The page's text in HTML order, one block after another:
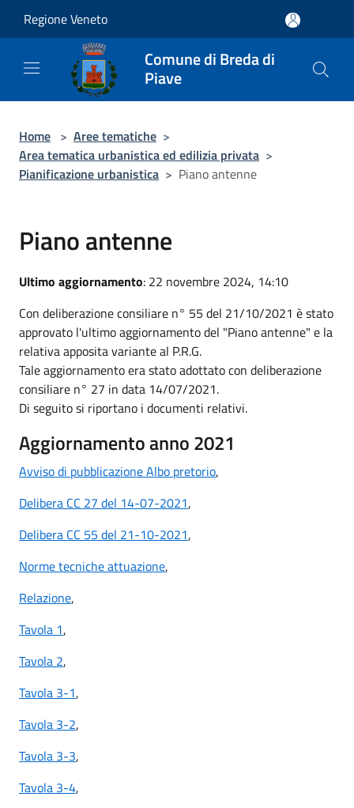
Regione Veneto
Comune di Breda di
Piave
Home > Aree tematiche >
Area tematica urbanistica ed edilizia privata >
Pianificazione urbanistica > Piano antenne
Piano antenne
Ultimo aggiornamento: 22 novembre 2024, 14:10
Con deliberazione consiliare n° 55 del 21/10/2021 è stato
approvato l'ultimo aggiornamento del "Piano antenne" e la
relativa apposita variante al P.R.G.
Tale aggiornamento era stato adottato con deliberazione
consiliare n° 27 in data 14/07/2021.
Di seguito si riportano i documenti relativi.
Aggiornamento anno 2021
Avviso di pubblicazione Albo pretorio,
Delibera CC 27 del 14-07-2021,
Delibera CC 55 del 21-10-2021,
Norme tecniche attuazione,
Relazione,
Tavola 1,
Tavola 2,
Tavola 3-1,
Tavola 3-2,
Tavola 3-3,
Tavola 3-4,